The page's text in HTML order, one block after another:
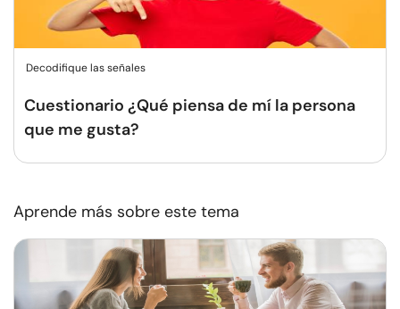
Decodifique las señales
Cuestionario ¿Qué piensa de mí la persona
que me gusta?
Aprende más sobre este tema